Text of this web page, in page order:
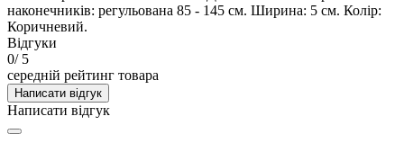
наконечників: регульована 85 - 145 см. Ширина: 5 см. Колір:
Коричневий.
Відгуки
0/ 5
середній рейтинг товара
Написати відгук
Написати відгук